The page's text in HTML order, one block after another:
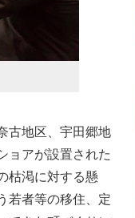
古地区、宇田郷地
ョアが設置された
枯渇に対する懸
若者等の移住、定